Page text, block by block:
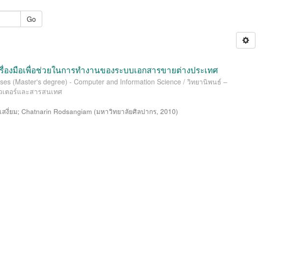
Go
งมือเพื่อช่วยในการทำงานของระบบเอกสารขายต่างประเทศ
(Master's degree) - Computer and Information Science / วิทยานิพนธ์ –
ตอร์และสารสนเทศ
สงี่ยม;Chatnarin Rodsangiam (มหาวิทยาลัยศิลปากร,2010)